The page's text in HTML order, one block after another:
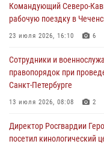
оздоровительных услуг
05 августа 2026, 13:20
посетили мастер-класс
05 августа 2026, 13:00 3
Офицеры Росгвардии и
05 августа 2026, 12:40
Командующий Северо-
рабочую поездку в
23 июля 2026, 16:10 6
Сотрудники и
правопорядок при
Санкт-Петербурге
13 июля 2026, 08:08 2
Директор Росгвардии
посетил